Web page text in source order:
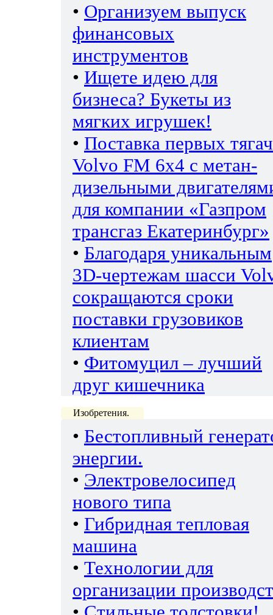
• Организуем выпуск
финансовых
инструментов
• Ищете идею для
бизнеса? Букеты из
мягких игрушек!
• Поставка первых
Volvo FM 6х4 с метан-
дизельными
для компании «Газпром
трансгаз Екатеринбург»
• Благодаря уникальным
3D-чертежам шасси
сокращаются сроки
поставки грузовиков
клиентам
• Фитомуцил – лучший
друг кишечника
Изобретения.
• Бестопливный
энергии.
• Электровелосипед
нового типа
• Гибридная тепловая
машина
• Технологии для
организации